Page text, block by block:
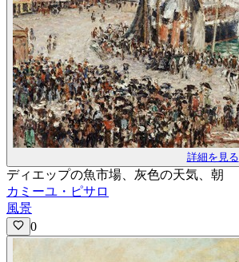
詳細を見る
ディエップの魚市場、灰色の天気、朝
カミーユ・ピサロ
風景
0